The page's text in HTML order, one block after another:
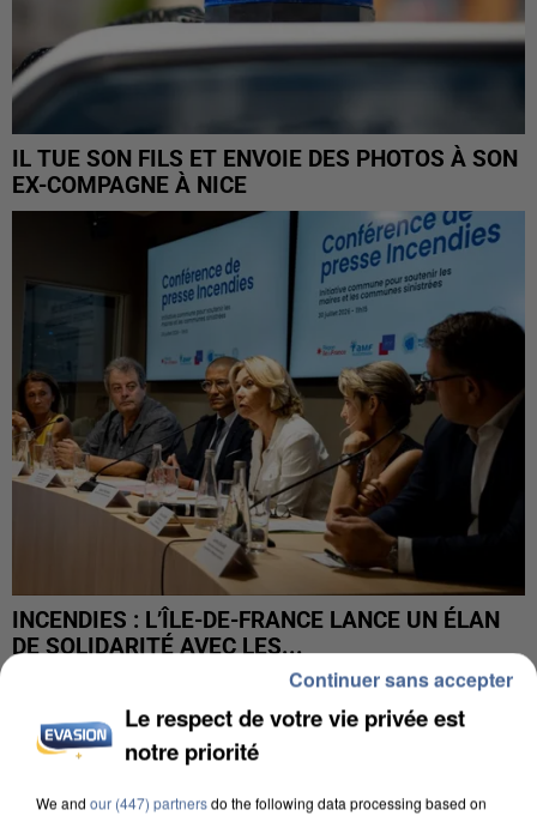
IL TUE SON FILS ET ENVOIE DES PHOTOS À SON
EX-COMPAGNE À NICE
INCENDIES : L’ÎLE-DE-FRANCE LANCE UN ÉLAN
DE SOLIDARITÉ AVEC LES...
Le respect de votre vie privée est
notre priorité
We and our (447) partnersdo the following data processing based on
Continuer sans accepter